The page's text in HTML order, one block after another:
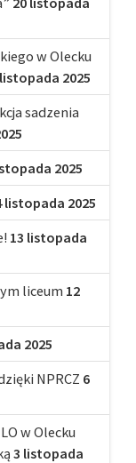
w Olecku
2025
sadzenia
2025
listopada 2025
13 listopada
liceum 12
2025
NPRCZ 6
w Olecku
3 listopada